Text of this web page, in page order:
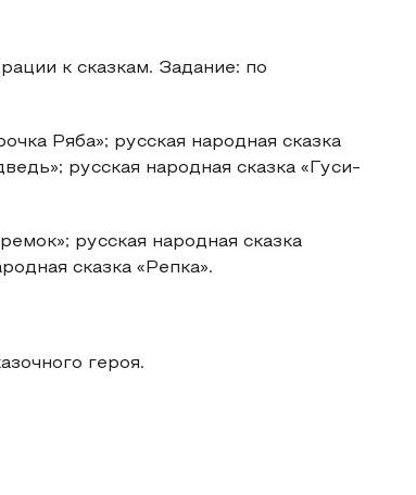
к сказкам. Задание: по
Ряба»; русская народная сказка
русская народная сказка «Гуси-
русская народная сказка
сказка «Репка».
героя.